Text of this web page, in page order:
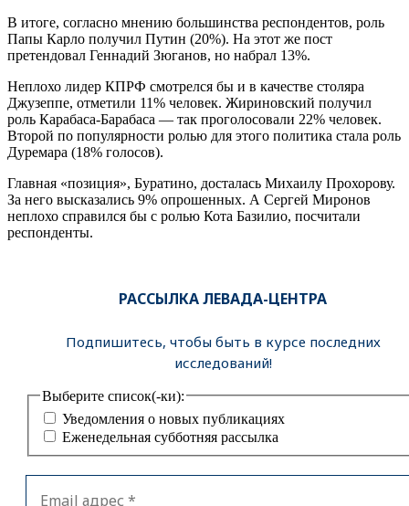
В итоге, согласно мнению большинства респондентов, роль
Папы Карло получил Путин (20%). На этот же пост
претендовал Геннадий Зюганов, но набрал 13%.
Неплохо лидер КПРФ смотрелся бы и в качестве столяра
Джузеппе, отметили 11% человек. Жириновский получил
роль Карабаса-Барабаса — так проголосовали 22% человек.
Второй по популярности ролью для этого политика стала роль
Дуремара (18% голосов).
Главная «позиция», Буратино, досталась Михаилу Прохорову.
За него высказались 9% опрошенных. А Сергей Миронов
неплохо справился бы с ролью Кота Базилио, посчитали
респонденты.
РАССЫЛКА ЛЕВАДА-ЦЕНТРА
Подпишитесь, чтобы быть в курсе последних
исследований!
Выберите список(-ки):
Уведомления о новых публикациях
Еженедельная субботняя рассылка